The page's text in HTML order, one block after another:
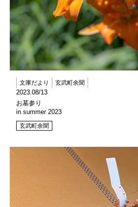
文庫だより 玄武町余聞
2023.08/13
お墓参り
in summer 2023
玄武町余聞